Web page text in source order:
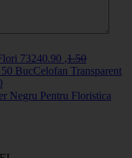
73240.90 ,1.50
Celofan Transparent
Negru Pentru Floristica